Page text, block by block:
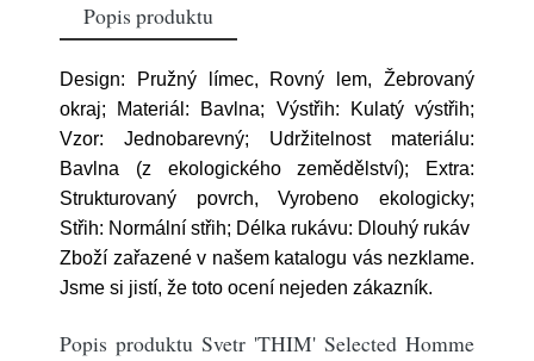
Popis produktu
Design: Pružný límec, Rovný lem, Žebrovaný
okraj; Materiál: Bavlna; Výstřih: Kulatý výstřih;
Vzor: Jednobarevný; Udržitelnost materiálu:
Bavlna (z ekologického zemědělství); Extra:
Strukturovaný povrch, Vyrobeno ekologicky;
Střih: Normální střih; Délka rukávu: Dlouhý rukáv
Zboží zařazené v našem katalogu vás nezklame.
Jsme si jistí, že toto ocení nejeden zákazník.
Popis produktu Svetr 'THIM' Selected Homme